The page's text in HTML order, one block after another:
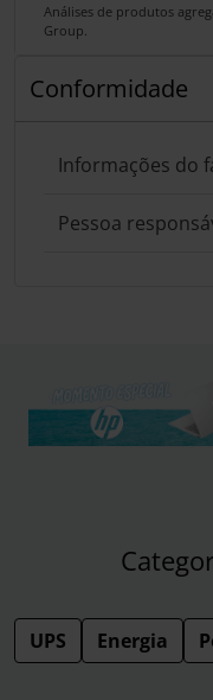
Análises de produtos
Group.
Conformidade
Informações do
Pessoa
UPS Energia